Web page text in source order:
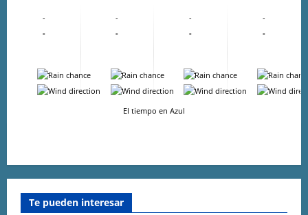
-
-
-
-
-
-
-
-
-
-
-
-
-
-
-
-
El tiempo en Azul
Te pueden interesar